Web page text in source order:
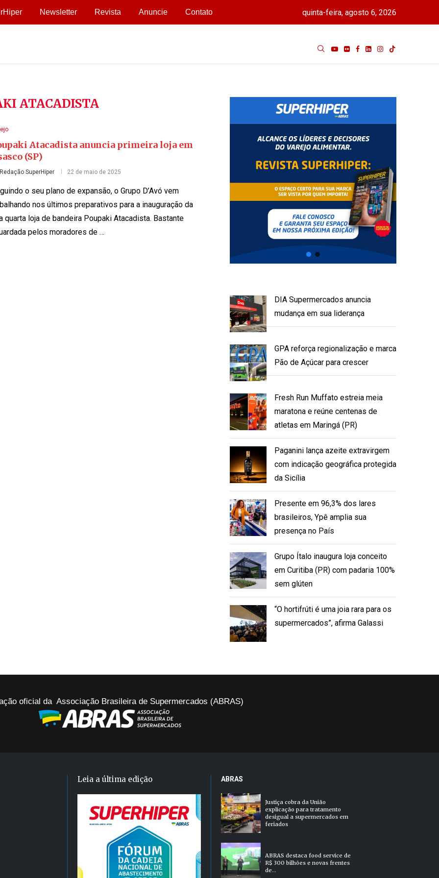
Newsletter Revista Anuncie Contato quinta-feira, agosto 6, 2026
ATACADISTA
Atacadista anuncia primeira loja em
(SP)
SuperHiper 22 de maio de 2025
o seu plano de expansão, o Grupo D’Avó vem
nos últimos preparativos para a inauguração da
quarta loja de bandeira Poupaki Atacadista. Bastante
pelos moradores de …
DIA Supermercados anuncia
mudança em sua liderança
GPA reforça regionalização e marca
Pão de Açúcar para crescer
Fresh Run Muffato estreia meia
maratona e reúne centenas de
atletas em Maringá (PR)
Paganini lança azeite extravirgem
com indicação geográfica protegida
da Sicília
Presente em 96,3% dos lares
brasileiros, Ypê amplia sua
presença no País
Grupo Ítalo inaugura loja conceito
em Curitiba (PR) com padaria 100%
sem glúten
“O hortifrúti é uma joia rara para os
supermercados”, afirma Galassi
oficial da Associação Brasileira de Supermercados (ABRAS)
Leia a última edição ABRAS
Justiça cobra da União
explicação para tratamento
desigual a supermercados em
feriados
ABRAS destaca food service de
R$ 300 bilhões e novas frentes
de...